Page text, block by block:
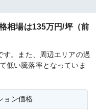
相場は135万円/坪（前
す。
また、周辺エリアの過
低い騰落率となっていま
ョン価格